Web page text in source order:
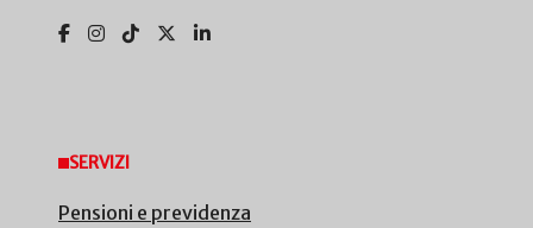
SERVIZI
Pensioni e previdenza